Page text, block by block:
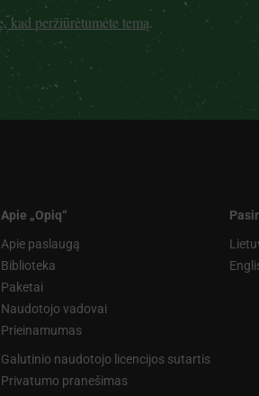
kad peržiūrėtumėte temą.
Apie „Opiq“
Apie paslaugą
Biblioteka
Paketai
Naudotojo vadovai
Prieinamumas
Galutinio naudotojo licencijos sutartis
Privatumo pranešimas